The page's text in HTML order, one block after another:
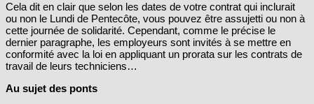
Cela dit en clair que selon les dates de votre contrat qui inclurait
ou non le Lundi de Pentecôte, vous pouvez être assujetti ou non à
cette journée de solidarité. Cependant, comme le précise le
dernier paragraphe, les employeurs sont invités à se mettre en
conformité avec la loi en appliquant un prorata sur les contrats de
travail de leurs techniciens…
Au sujet des ponts